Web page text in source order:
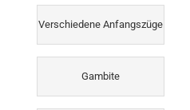
Verschiedene Anfangszüge
Gambite